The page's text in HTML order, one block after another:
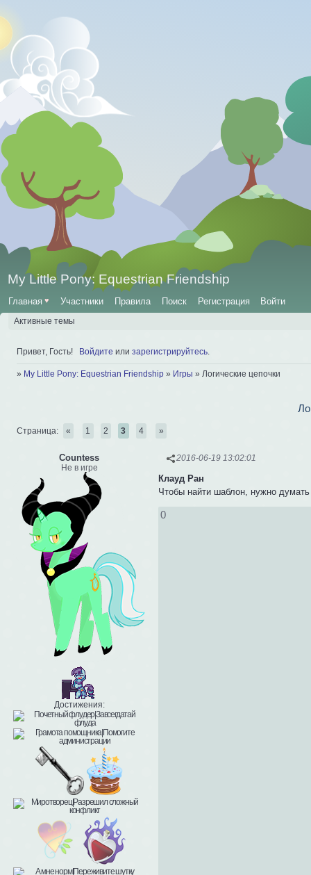
My Little Pony: Equestrian Friendship
Главная ♥ Участники Правила Поиск Регистрация Войти
Активные темы
Привет, Гость! Войдите или зарегистрируйтесь
» My Little Pony: Equestrian Friendship » Игры » Логические цепочки
Страница: « 1 2 3 4 »
2016-06-19 13:02:01
Сountess
Не в игре
Достижения:
Клауд Ран
Чтобы найти шаблон, нужно
0